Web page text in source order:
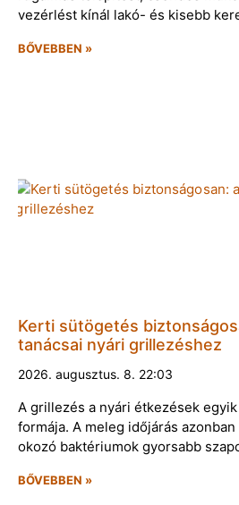
vezérlést kínál lakó- és kisebb
BŐVEBBEN »
Kerti sütögetés
tanácsai nyári grillezéshez
2026. augusztus. 8. 22:03
A grillezés a nyári étkezések
formája. A meleg időjárás
okozó baktériumok gyorsabb
BŐVEBBEN »